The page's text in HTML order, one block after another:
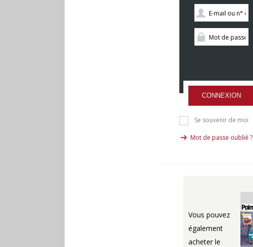
CONNEXION
Se souvenir de moi
Mot de passe oublié ?
Vous pouvez
également
acheter le